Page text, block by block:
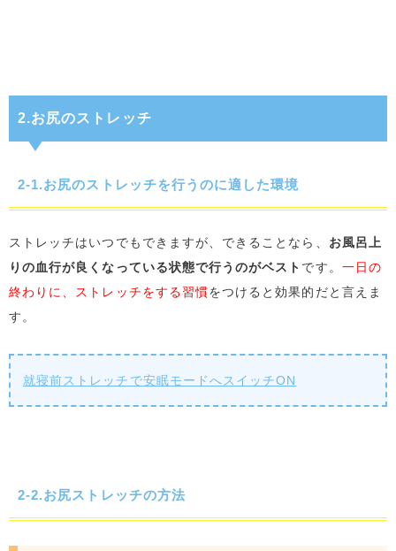
2.お尻のストレッチ
2-1.お尻のストレッチを行うのに適した環境
ストレッチはいつでもできますが、できることなら、 お風呂上
りの血行が良くなっている状態で行うのがベスト です。 一日の
終わりに、ストレッチをする習慣をつけると効果的だと言えま
す。
就寝前ストレッチで安眠モードへスイッチON
2-2.お尻ストレッチの方法